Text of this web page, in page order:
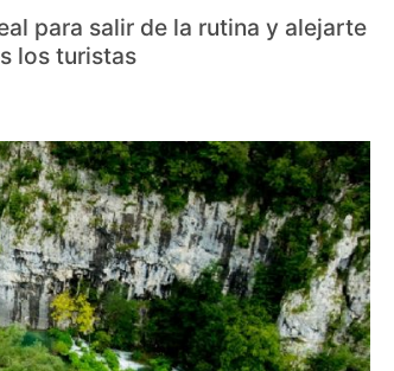
para salir de la rutina y alejarte
los turistas